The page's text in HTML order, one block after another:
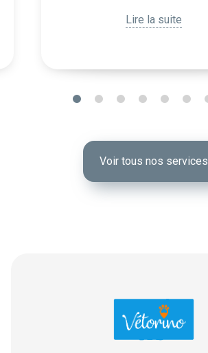
Lire la suite
Voir tous nos services